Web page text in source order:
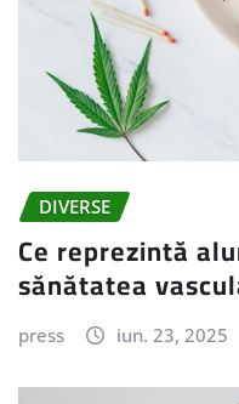
DIVERSE
Ce reprezintă
sănătatea
press iun. 23, 2025